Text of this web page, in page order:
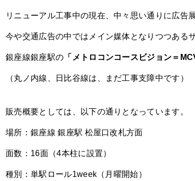
リニューアル工事中の現在、中々思い通りに広告
今や交通広告の中ではメイン媒体となりつつある
銀座線銀座駅の 「メトロコンコースビジョン＝
（丸ノ内線、日比谷線は、まだ工事支障中です）
販売概要としては、以下の通りとなっています。
場所：銀座線 銀座駅 松屋口改札方面
面数：16面（4本柱に設置）
種別：単駅ロール1week（月曜開始）